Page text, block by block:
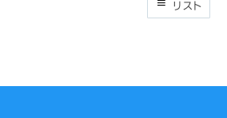
リスト